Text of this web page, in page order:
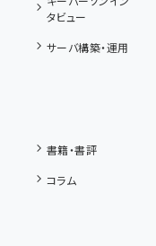
タビュー
サーバ構築・運用
書籍・書評
コラム